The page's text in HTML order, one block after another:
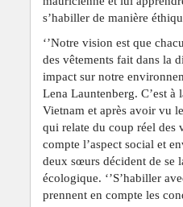
s’habiller de manière
‘’Notre vision est que
des vêtements fait dans la
impact sur notre
Lena Launtenberg. C’est à
Vietnam et après avoir vu
qui relate du coup réel des
compte l’aspect social et
deux sœurs décident de se
écologique. ‘’S’habiller
prennent en compte les